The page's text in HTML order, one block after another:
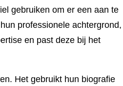
gebruiken om er een aan te
professionele achtergrond,
en past deze bij het
Het gebruikt hun biografie